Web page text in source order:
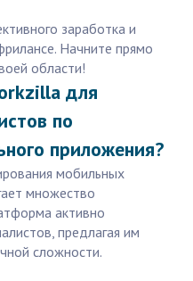
заработка и
Начните прямо
области!
для
по
приложения?
мобильных
множество
активно
предлагая им
сложности.